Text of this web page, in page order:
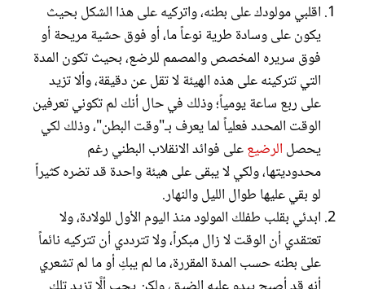
اقلبي مولودك على بطنه، واتركيه على هذا الشكل بحيث
يكون على وسادة طرية نوعاً ما، أو فوق حشية مريحة أو
فوق سريره المخصص والمصمم للرضع، بحيث تكون المدة
التي تتركينه على هذه الهيئة لا تقل عن دقيقة، وألا تزيد
على ربع ساعة يومياً؛ وذلك في حال أنك لم تكوني تعرفين
الوقت المحدد فعلياً لما يعرف بـ"وقت البطن"، وذلك لكي
يحصل الرضيععلى فوائد الانقلاب البطني رغم
محدوديتها، ولكي لا يبقى على هيئة واحدة قد تضره كثيراً
لو بقي عليها طوال الليل والنهار.
ابدئي بقلب طفلك المولود منذ اليوم الأول للولادة، ولا
تعتقدي أن الوقت لا زال مبكراً، ولا تترددي أن تتركيه نائماً
على بطنه حسب المدة المقررة، ما لم يبكِ أو ما لم تشعري